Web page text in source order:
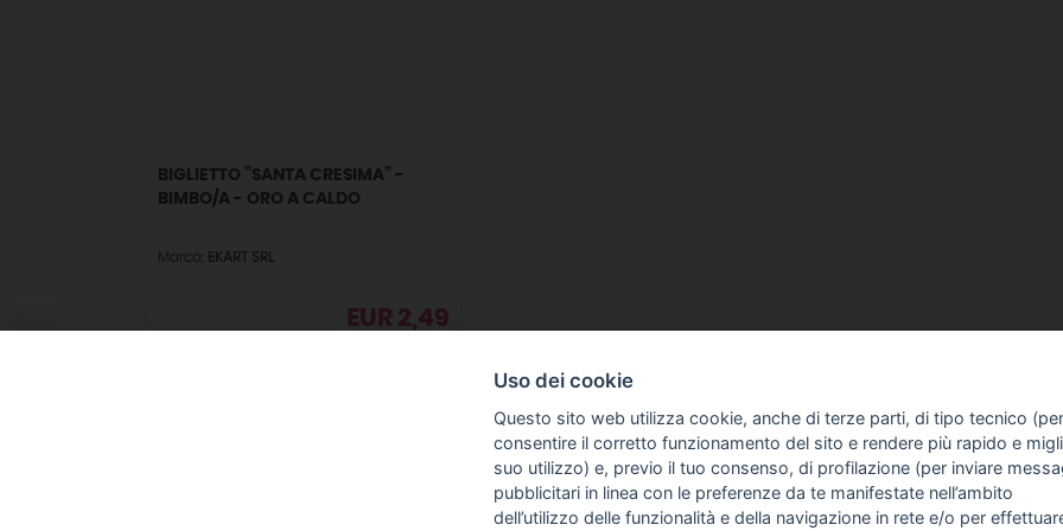
BIGLIETTO ”SANTA CRESIMA” -
BIMBO/A - ORO A CALDO
Marca: EKART SRL
EUR 2,49
INFO SULL'AZIENDA GUIDA AGLI ACQUISTI
Uso dei cookie
Questo sito web utilizza cookie, anche di terze parti, di tipo tecnico (per
consentire il corretto funzionamento del sito e rendere più rapido e
suo utilizzo) e, previo il tuo consenso, di profilazione (per inviare
pubblicitari in linea con le preferenze da te manifestate nell’ambito
dell’utilizzo delle funzionalità e della navigazione in rete e/o per